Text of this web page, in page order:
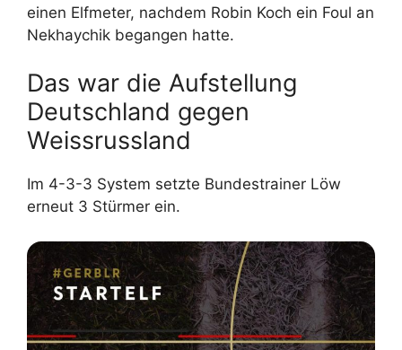
einen Elfmeter, nachdem Robin Koch ein Foul an
Nekhaychik begangen hatte.
Das war die Aufstellung
Deutschland gegen
Weissrussland
Im 4-3-3 System setzte Bundestrainer Löw
erneut 3 Stürmer ein.